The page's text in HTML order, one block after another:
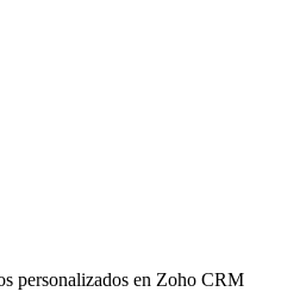
personalizados en Zoho CRM